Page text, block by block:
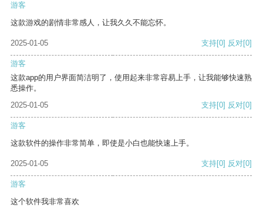
游客
这款游戏的剧情非常感人，让我久久不能忘怀。
2025-01-05 支持[0] 反对[0]
游客
这款app的用户界面简洁明了，使用起来非常容易上手，让我能够快速熟
悉操作。
2025-01-05
支持[0] 反对[0]
游客
这款软件的操作非常简单，即使是小白也能快速上手。
2025-01-05 支持[0] 反对[0]
游客
这个软件我非常喜欢